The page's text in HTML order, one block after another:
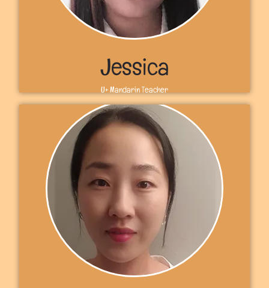
Más información
Jessica
U+ Mandarin Teacher
Sobre mí
你好！Bienvenidos a U+. Soy la profesora Jessica. Soy de
China y actualmente vivo en Toronto, Canadá. El
mandarín es uno de los idiomas más hablados del
mundo y espero que puedas unirte a las aulas de U+
para aprender mandarín. Nos vemos en U+, Jessica
Más información